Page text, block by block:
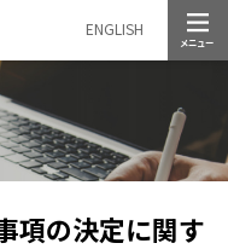
ENGLISH
項の決定に関す